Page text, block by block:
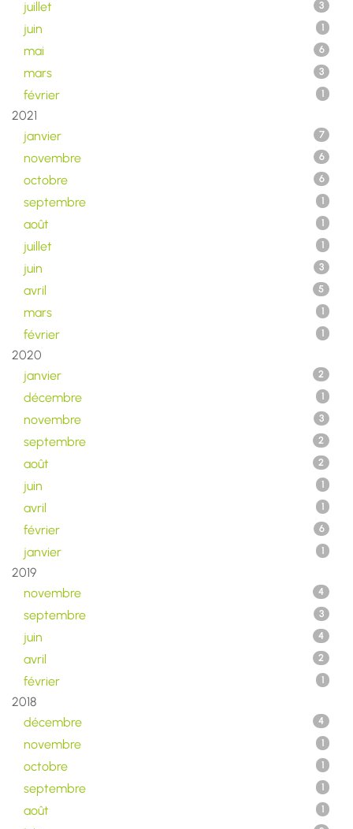
juillet 3
juin 1
mai 6
mars 3
février 1
2021
janvier
7
novembre 6
octobre 6
septembre 1
août 1
juillet 1
juin 3
avril 5
mars 1
février 1
2020
janvier
2
décembre 1
novembre 3
septembre 2
août 2
juin 1
avril 1
février 6
janvier 1
2019
novembre
4
septembre 3
juin 4
avril 2
février 1
2018
décembre
4
novembre 1
octobre 1
septembre 1
août 1